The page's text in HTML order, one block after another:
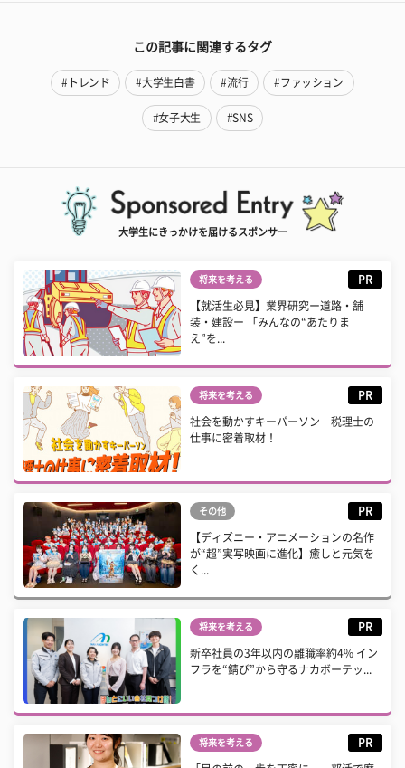
この記事に関連するタグ
#トレンド #大学生白書 #流行 #ファッション
#女子大生 #SNS
大学生にきっかけを届けるスポンサー
将来を考える PR
【就活生必見】業界研究ー道路・舗
装・建設ー 「みんなの“あたりま
え”を...
将来を考える PR
社会を動かすキーパーソン 税理士の
仕事に密着取材！
その他 PR
【ディズニー・アニメーションの名作
が“超”実写映画に進化】癒しと元気を
く...
将来を考える PR
新卒社員の3年以内の離職率約4% イン
フラを“錆び”から守るナカボーテッ...
将来を考える PR